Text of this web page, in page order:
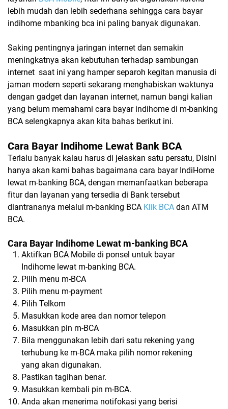
lebih mudah dan lebih sederhana sehingga cara bayar
indihome mbanking bca ini paling banyak digunakan.
Saking pentingnya jaringan internet dan semakin
meningkatnya akan kebutuhan terhadap sambungan
internet saat ini yang hamper separoh kegitan manusia di
jaman modern seperti sekarang menghabiskan waktunya
dengan gadget dan layanan internet, namun bangi kalian
yang belum memahami cara bayar indihome di m-banking
BCA selengkapnya akan kita bahas berikut ini.
Cara Bayar Indihome Lewat Bank BCA
Terlalu banyak kalau harus di jelaskan satu persatu, Disini
hanya akan kami bahas bagaimana cara bayar IndiHome
lewat m-banking BCA, dengan memanfaatkan beberapa
fitur dan layanan yang tersedia di Bank tersebut
diantrananya melalui m-banking BCA Klik BCA dan ATM
BCA.
Cara Bayar Indihome Lewat m-banking BCA
Aktifkan BCA Mobile di ponsel untuk bayar
Indihome lewat m-banking BCA.
Pilih menu m-BCA
Pilih menu m-payment
Pilih Telkom
Masukkan kode area dan nomor telepon
Masukkan pin m-BCA
Bila menggunakan lebih dari satu rekening yang
terhubung ke m-BCA maka pilih nomor rekening
yang akan digunakan.
Pastikan tagihan benar.
Masukkan kembali pin m-BCA.
Anda akan menerima notifokasi yang berisi